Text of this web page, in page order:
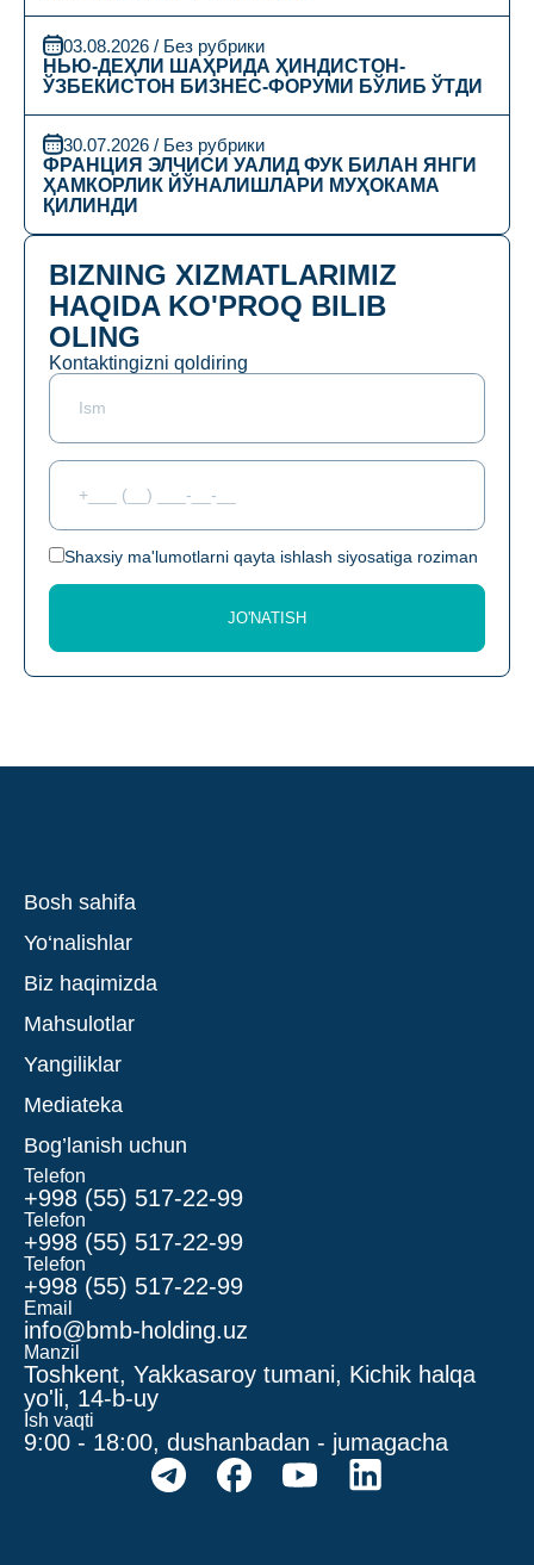
03.08.2026 / Без рубрики
НЬЮ-ДЕҲЛИ ШАҲРИДА ҲИНДИСТОН-
ЎЗБЕКИСТОН БИЗНЕС-ФОРУМИ БЎЛИБ ЎТДИ
30.07.2026 / Без рубрики
ФРАНЦИЯ ЭЛЧИСИ УАЛИД ФУК БИЛАН ЯНГИ
ҲАМКОРЛИК ЙЎНАЛИШЛАРИ МУҲОКАМА
ҚИЛИНДИ
BIZNING XIZMATLARIMIZ
HAQIDA KO'PROQ BILIB
OLING
Kontaktingizni qoldiring
Shaxsiy ma'lumotlarni qayta ishlash siyosatiga roziman
JO'NATISH
Bosh sahifa
Yo‘nalishlar
Biz haqimizda
Mahsulotlar
Yangiliklar
Mediateka
Bog’lanish uchun
Telefon
+998 (55) 517-22-99
Telefon
+998 (55) 517-22-99
Telefon
+998 (55) 517-22-99
Email
info@bmb-holding.uz​
Manzil
Toshkent, Yakkasaroy tumani, Kichik halqa
yo'li, 14-b-uy
Ish vaqti
9:00 - 18:00, dushanbadan - jumagacha